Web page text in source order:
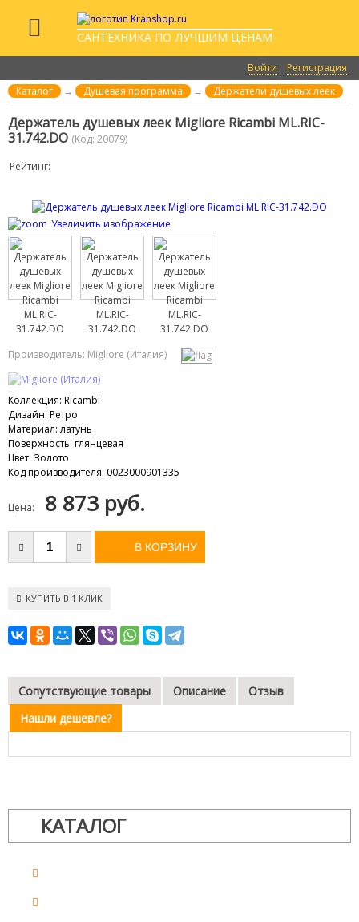
САНТЕХНИКА ПО ЛУЧШИМ ЦЕНАМ
Войти
Регистрация
Каталог
→ Душевая программа → Держатели душевых леек
Держатель душевых леек Migliore Ricambi ML.RIC-
31.742.DO (Код: 20079)
Рейтинг:
Увеличить изображение
Производитель: Migliore (Италия)
Коллекция: Ricambi
Дизайн: Ретро
Материал: латунь
Поверхность: глянцевая
Цвет: Золото
Код производителя: 0023000901335
Цена: 8 873 руб.
КУПИТЬ В 1 КЛИК
Сопутствующие товары Описание
Отзыв
Нашли дешевле?
КАТАЛОГ